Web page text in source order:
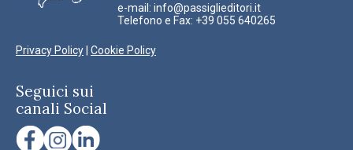
e-mail: info@passiglieditori.it
Telefono e Fax: +39 055 640265
Privacy Policy Cookie Policy
Seguici sui
canali Social